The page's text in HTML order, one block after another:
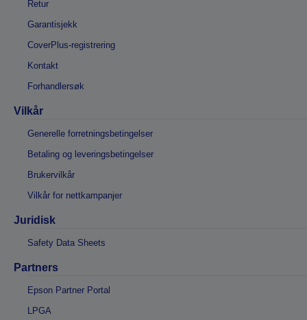
Retur
Garantisjekk
CoverPlus-registrering
Kontakt
Forhandlersøk
Vilkår
Generelle forretningsbetingelser
Betaling og leveringsbetingelser
Brukervilkår
Vilkår for nettkampanjer
Juridisk
Safety Data Sheets
Partners
Epson Partner Portal
LPGA